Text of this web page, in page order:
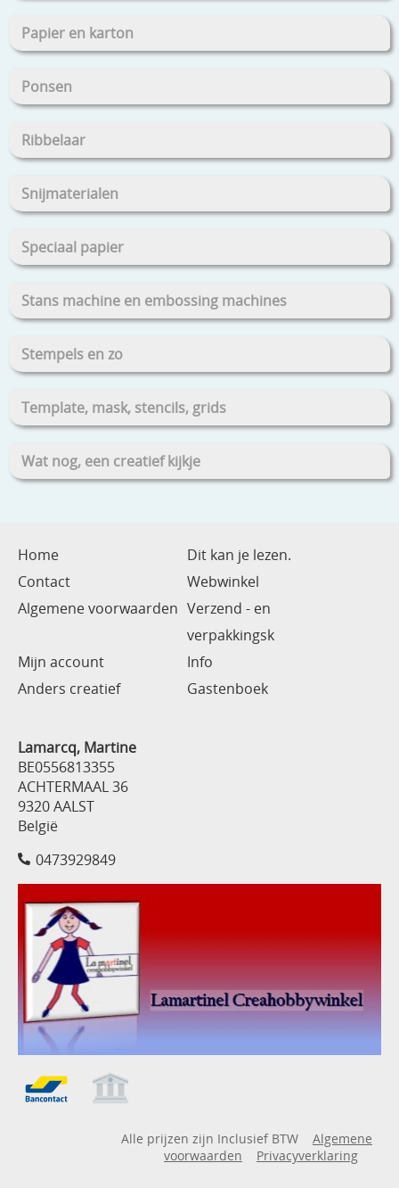
Papier en karton
Ponsen
Ribbelaar
Snijmaterialen
Speciaal papier
Stans machine en embossing machines
Stempels en zo
Template, mask, stencils, grids
Wat nog, een creatief kijkje
Home
Dit kan je lezen.
Contact
Webwinkel
Algemene voorwaarden Verzend - en
verpakkingsk
Mijn account
Info
Anders creatief
Gastenboek
Lamarcq, Martine
BE0556813355
ACHTERMAAL 36
9320 AALST
België
0473929849
Alle prijzen zijn Inclusief BTW
Algemene
voorwaarden
Privacyverklaring